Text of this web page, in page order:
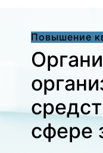
Повышение
сфере